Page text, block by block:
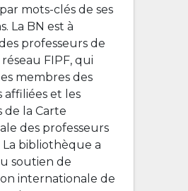
mots-clés de ses
La BN est à
professeurs de
FIPF, qui
membres des
affiliées et les
la Carte
des professeurs
La bibliothèque a
soutien de
internationale de